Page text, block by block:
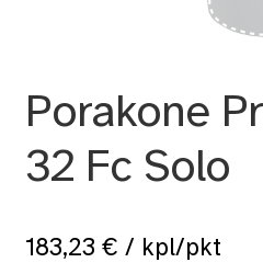
Porakone
32 Fc Solo
183,23 € / kpl/pkt